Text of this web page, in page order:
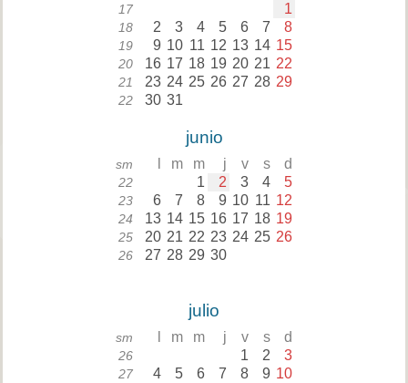
17 1
18 2 3 4 5 6 7 8
19 9 10 11 12 13 14 15
20 16 17 18 19 20 21 22
21 23 24 25 26 27 28 29
22 30 31
junio
sm m m j v s d
22 1 2 3 4 5
23 6 7 8 9 10 11 12
24 13 14 15 16 17 18 19
25 20 21 22 23 24 25 26
26 27 28 29 30
julio
sm m m j v s d
26 1 2 3
27 4 5 6 7 8 9 10